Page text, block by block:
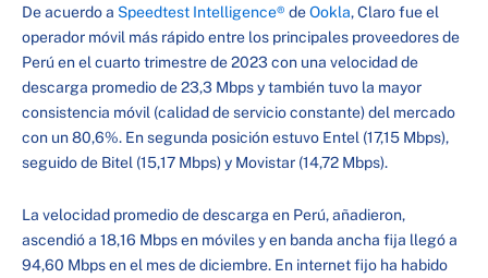
De acuerdo a Speedtest Intelligence® deOokla, Claro fue el
operador móvil más rápido entre los principales proveedores de
Perú en el cuarto trimestre de 2023 con una velocidad de
descarga promedio de 23,3 Mbps y también tuvo la mayor
consistencia móvil (calidad de servicio constante) del mercado
con un 80,6%. En segunda posición estuvo Entel (17,15 Mbps),
seguido de Bitel (15,17 Mbps) y Movistar (14,72 Mbps).
La velocidad promedio de descarga en Perú, añadieron,
ascendió a 18,16 Mbps en móviles y en banda ancha fija llegó a
94,60 Mbps en el mes de diciembre. En internet fijo ha habido